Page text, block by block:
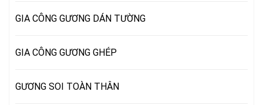
GIA CÔNG GƯƠNG DÁN TƯỜNG
GIA CÔNG GƯƠNG GHÉP
GƯƠNG SOI TOÀN THÂN